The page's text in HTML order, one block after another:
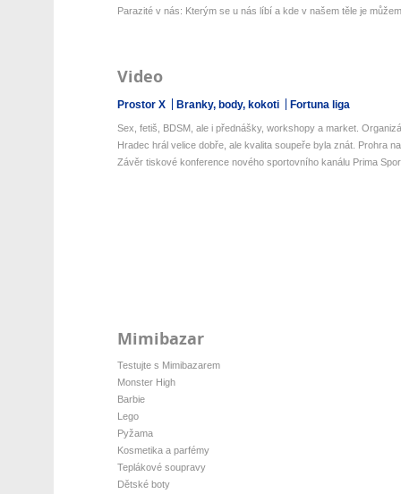
Parazité v nás: Kterým se u nás líbí a kde v našem těle je
Video
Prostor X Branky, body, kokoti Fortuna liga
Sex, fetiš, BDSM, ale i přednášky, workshopy a market.
Hradec hrál velice dobře, ale kvalita soupeře byla znát. Prohra
Závěr tiskové konference nového sportovního kanálu Prima
Mimibazar
Testujte s Mimibazarem
Monster High
Barbie
Lego
Pyžama
Kosmetika a parfémy
Teplákové soupravy
Dětské boty